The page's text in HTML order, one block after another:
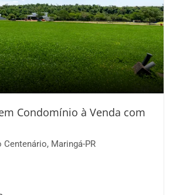
Condomínio à Venda com
Centenário, Maringá-PR